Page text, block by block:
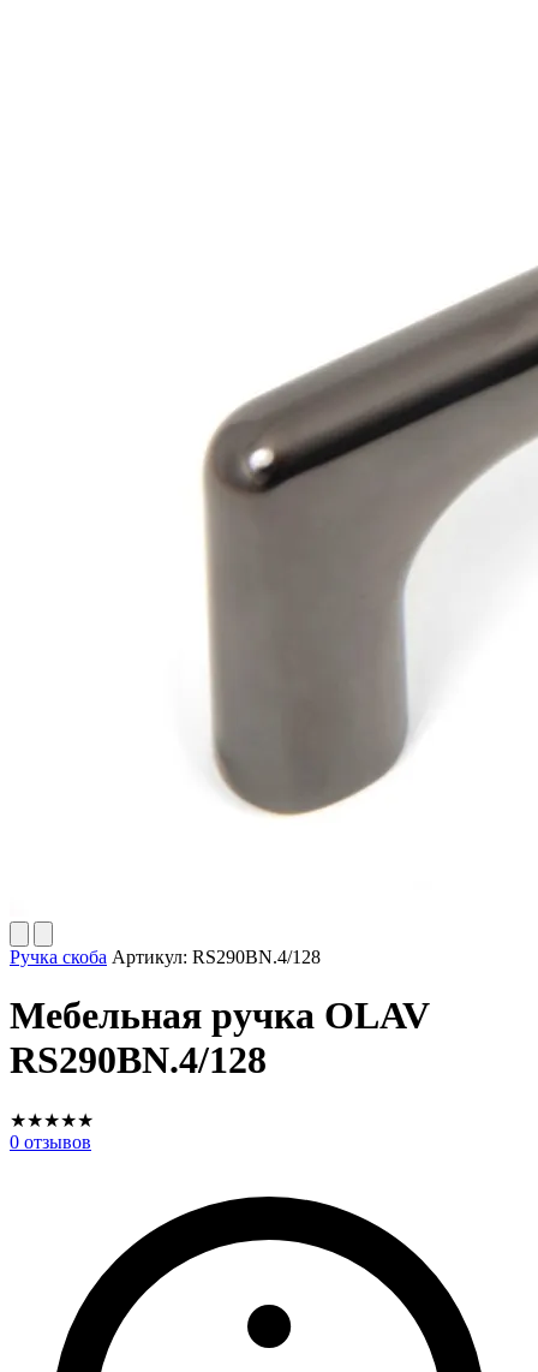
Ручка скоба Артикул: RS290BN.4/128
Мебельная ручка OLAV
RS290BN.4/128
★★★★★
0 отзывов